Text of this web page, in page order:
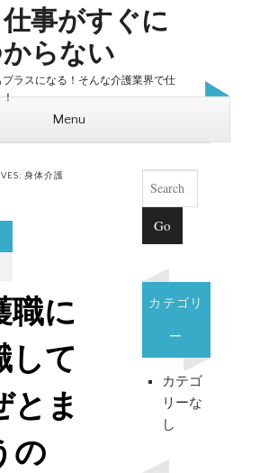
事がすぐに
らない
ラスになる！そんな介護業界で仕
！
Menu
身体介護
職に
して
とま
の
Search
カテゴリ
ー
カテゴ
リーな
し